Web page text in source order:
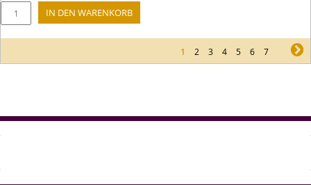
1 2 3 4 5 6 7